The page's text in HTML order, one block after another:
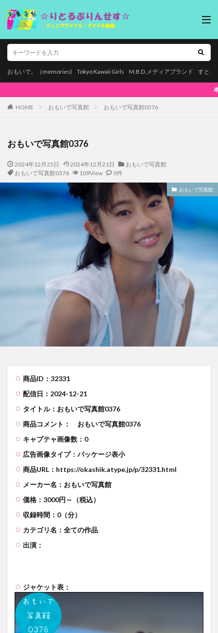
おもいで。（memories) Tokyo Kawaii Girls M.B.D.メディアブランド すとろ
本ページはプロモーションが含まれてい
HOME おもいで写真館 おもいで写真館0376
おもいで写真館0376
2024年12月25日 2024年12月21日
おもいで写真館
おもいで写真館0376
109View 0件
おもいで写真館
商品ID：32331
配信日：2024-12-21
タイトル：おもいで写真館0376
商品コメント：
おもいで写真館0376
キャプテャ画像数：0
広告画像タイプ：パッケージ表小
商品URL：https://okashik.atype.jp/p/32331.html
メーカー名：おもいで写真館
価格：3000円～（税込）
収録時間：0（分）
カテゴリ名：全ての作品
出演：
ジャケット表：